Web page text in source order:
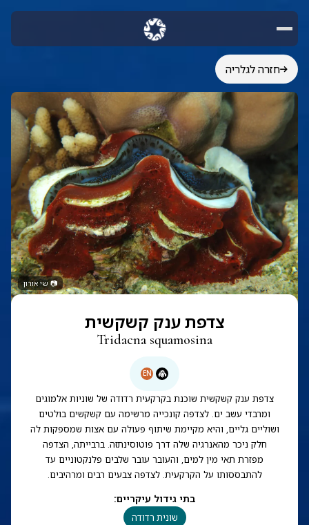
חזרה לגלריה
📷שי אורון
צדפת ענק קשקשית
Tridacna squamosina
EN
צדפת ענק קשקשית שוכנת בקרקעית רדודה של שוניות אלמוגים
ומרבדי עשב ים. לצדפה קונכייה מרשימה עם קשקשים בולטים
ושוליים גליים, והיא מקיימת שיתוף פעולה עם אצות שמספקות לה
חלק ניכר מהאנרגיה שלה דרך פוטוסינתזה. ברבייתה, הצדפה
מפזרת תאי מין למים, והעובר עובר שלבים פלנקטוניים עד
להתבססותו על הקרקעית. לצדפה צבעים רבים ומרהיבים.
בתי גידול עיקריים:
שונית רדודה